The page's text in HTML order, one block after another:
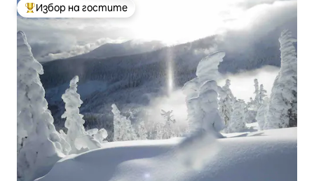
Най-популярен избор на гостите
Избор на гостите